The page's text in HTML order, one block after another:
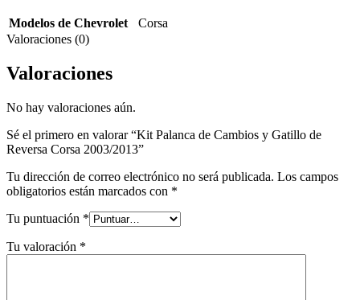
Modelos de Chevrolet
Corsa
Valoraciones (0)
Valoraciones
No hay valoraciones aún.
Sé el primero en valorar “Kit Palanca de Cambios y Gatillo de
Reversa Corsa 2003/2013”
Tu dirección de correo electrónico no será publicada. Los campos
obligatorios están marcados con *
Tu puntuación *
Tu valoración *